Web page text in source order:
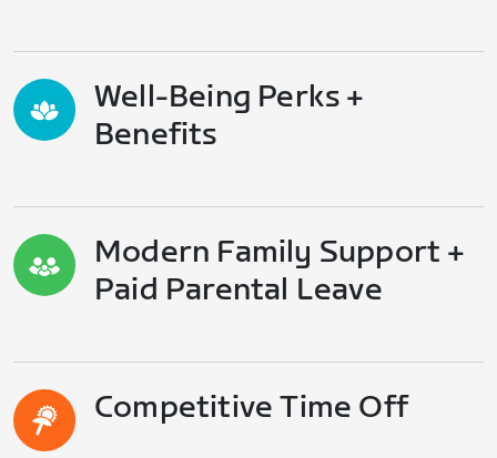
Well-Being Perks +
Benefits
Modern Family Support +
Paid Parental Leave
Competitive Time Off